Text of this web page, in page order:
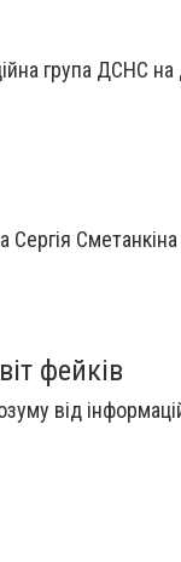
група ДСНС
фейків
від